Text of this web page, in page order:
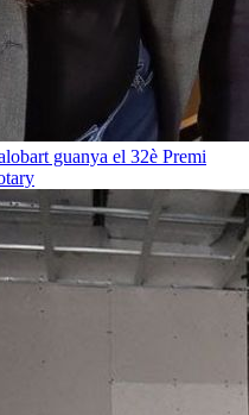
guanya el 32è Premi